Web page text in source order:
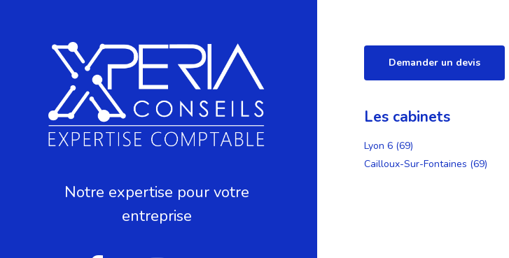
Notre expertise pour votre
entreprise
Demander un devis
Les cabinets
Lyon 6 (69)
Cailloux-Sur-Fontaines (69)